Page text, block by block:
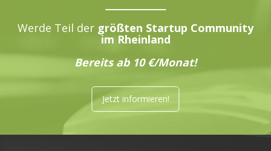
Werde Teil der größten Startup Community
im Rheinland
Bereits ab 10 €/Monat!
Jetzt informieren!